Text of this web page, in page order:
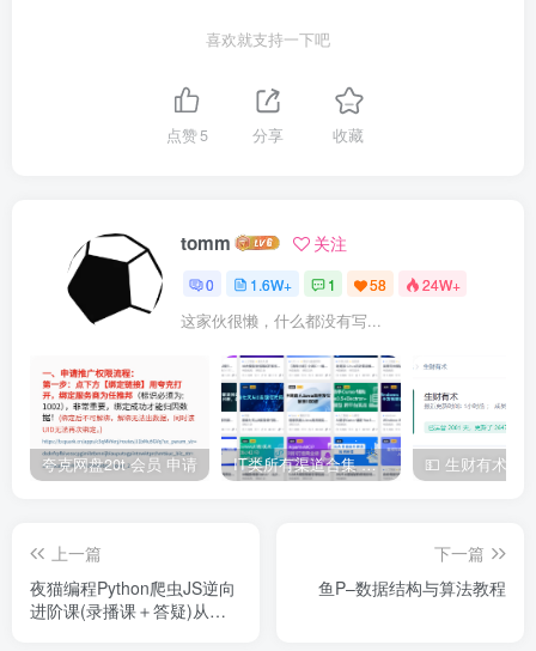
        │   ├── [ 86K] 15-3Linux命令.pdf
│   ├── [ 51M] 15-4-Linux基础命令-登录和建立信任
        │   ├── [ 84K] 15-6CentOS安装软件.pdf
│   ├── [ 33M] 15-7-在云服务安装必备软件-git、
│   ├── [ 70M] 15-8在云服务器启动HTML服务和
更多精品优质资源，点击这里查看【付费专区】
专区】 【精品收藏】抓紧一起加入shaocun资源站吧！
喜欢就支持一下吧
点赞5 分享 收藏
tomm 关注
0 1.6W+ 1 58 24W+
这家伙很懒，什么都没有写...
夸克网盘20t 会员 申请 IT类所有渠道合集 持续日更，目前近四千多条资源 年费用户微信私信获取权限
上一篇
夜猫编程Python爬虫JS逆向
进阶课(录播课＋答疑)从零
下一篇
鱼P–数据结构与算法教程